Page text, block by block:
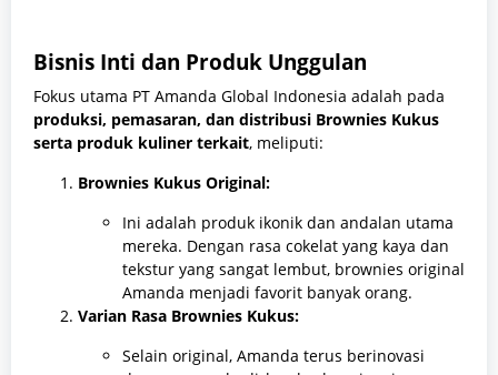
Bisnis Inti dan Produk Unggulan
Fokus utama PT Amanda Global Indonesia adalah pada
produksi, pemasaran, dan distribusi Brownies Kukus
serta produk kuliner terkait, meliputi:
Brownies Kukus Original:
Ini adalah produk ikonik dan andalan utama
mereka. Dengan rasa cokelat yang kaya dan
tekstur yang sangat lembut, brownies original
Amanda menjadi favorit banyak orang.
Varian Rasa Brownies Kukus:
Selain original, Amanda terus berinovasi